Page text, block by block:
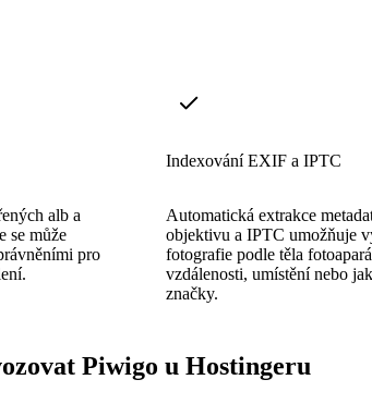
alb a
se může
pro
Indexování EXIF a IPTC
Automatická extrakce
objektivu a IPTC umožňuje
fotografie podle těla
vzdálenosti, umístění nebo
značky.
Piwigo u Hostingeru